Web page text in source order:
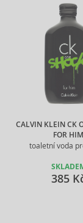
CALVIN KLEIN CK
FOR HIM
toaletní voda
385